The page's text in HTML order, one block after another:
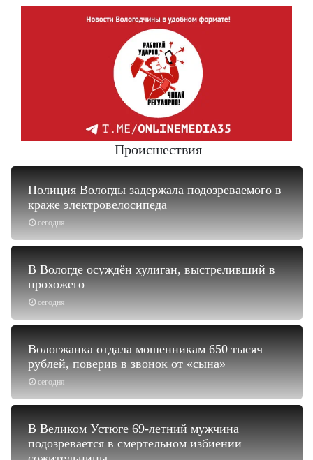
Происшествия
сегодня
Полиция Вологды задержала подозреваемого в
краже электровелосипеда
сегодня
В Вологде осуждён хулиган, выстреливший в
прохожего
сегодня
Вологжанка отдала мошенникам 650 тысяч
рублей, поверив в звонок от «сына»
В Великом Устюге 69-летний мужчина
подозревается в смертельном избиении